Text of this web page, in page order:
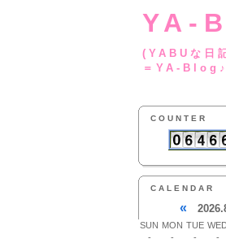
YA-
＝YA-
COUNTER
CALENDAR
«
SUN MON TUE
-
- - -